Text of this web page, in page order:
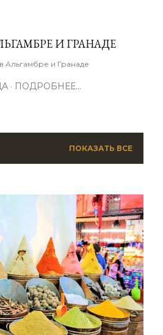
И ГРАНАДЕ
Альгамбре и Гранаде
ПОДРОБНЕЕ…
ПОКАЗАТЬ ВСЕ